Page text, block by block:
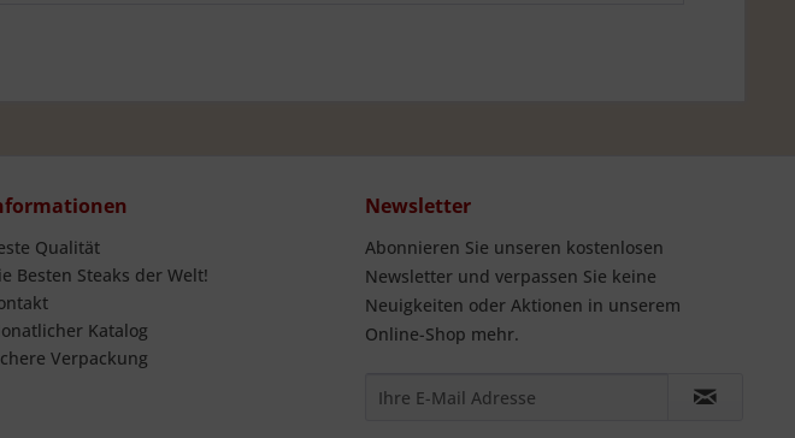
Qualität
Besten Steaks der Welt!
Katalog
Verpackung
Newsletter
Abonnieren Sie unseren kostenlosen
Newsletter und verpassen Sie keine
Neuigkeiten oder Aktionen in unserem
Online-Shop mehr.